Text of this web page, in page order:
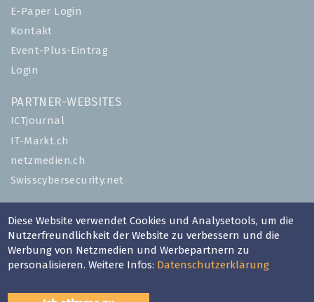
E-Paper Login
Kontakt
Event-Plus-Eintrag
Login
PARTNER-WEBSITES
ICTjournal
IT-Markt.ch
netzmedien.ch
Swisscybersecurity.net
Impressum
AGB
Nutzungsbestimmungen
Diese Website verwendet Cookies und Analysetools, um die
Nutzerfreundlichkeit der Website zu verbessern und die
Werbung von Netzmedien und Werbepartnern zu
personalisieren. Weitere Infos: Datenschutzerklärung